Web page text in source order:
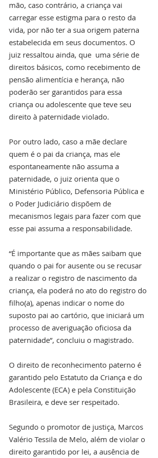
mão, caso contrário, a criança vai
carregar esse estigma para o resto da
vida, por não ter a sua origem paterna
estabelecida em seus documentos. O
juiz ressaltou ainda, que  uma série de
direitos básicos, como recebimento de
pensão alimentícia e herança, não
poderão ser garantidos para essa
criança ou adolescente que teve seu
direito à paternidade violado.
Por outro lado, caso a mãe declare
quem é o pai da criança, mas ele
espontaneamente não assuma a
paternidade, o juiz orienta que o
Ministério Público, Defensoria Pública e
o Poder Judiciário dispõem de
mecanismos legais para fazer com que
esse pai assuma a responsabilidade.
“É importante que as mães saibam que
quando o pai for ausente ou se recusar
a realizar o registro de nascimento da
criança, ela poderá no ato do registro do
filho(a), apenas indicar o nome do
suposto pai ao cartório, que iniciará um
processo de averiguação oficiosa da
paternidade”, concluiu o magistrado.
O direito de reconhecimento paterno é
garantido pelo Estatuto da Criança e do
Adolescente (ECA) e pela Constituição
Brasileira, e deve ser respeitado.
Segundo o promotor de justiça, Marcos
Valério Tessila de Melo, além de violar o
direito garantido por lei, a ausência de